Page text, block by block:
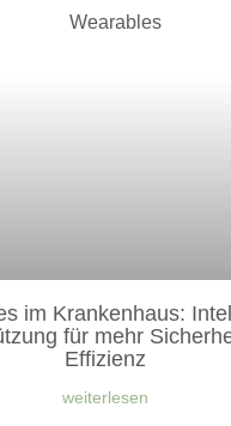
im Krankenhaus:
für mehr
Effizienz
weiterlesen